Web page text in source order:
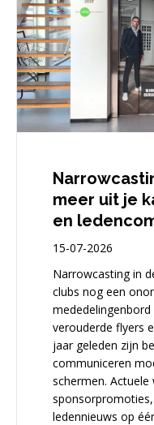
meer uit je
en
15-07-2026
Narrowcasting in
clubs nog een
verouderde flyers
jaar geleden zijn
communiceren
schermen. Actuele
ledennieuws op